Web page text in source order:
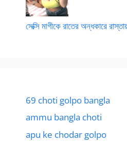
সেক্সি মাগীকে রাতের অন্ধকারে
69 choti golpo bangla
ammu bangla choti
apu ke chodar golpo